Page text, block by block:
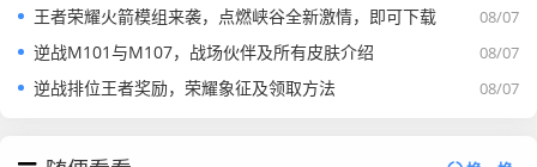
08/07
王者荣耀火箭模组来袭，点燃峡谷全新激情，即可下载
08/07
逆战M101与M107，战场伙伴及所有皮肤介绍
08/07
逆战排位王者奖励，荣耀象征及领取方法